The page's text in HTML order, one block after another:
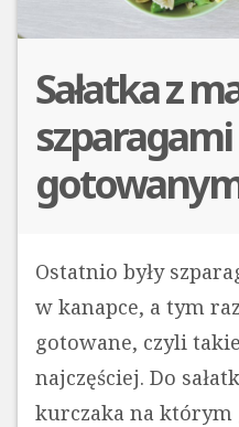
Sałatka z
szparagami
Ostatnio były
w kanapce, a tym
gotowane, czyli
najczęściej. Do
kurczaka na którym